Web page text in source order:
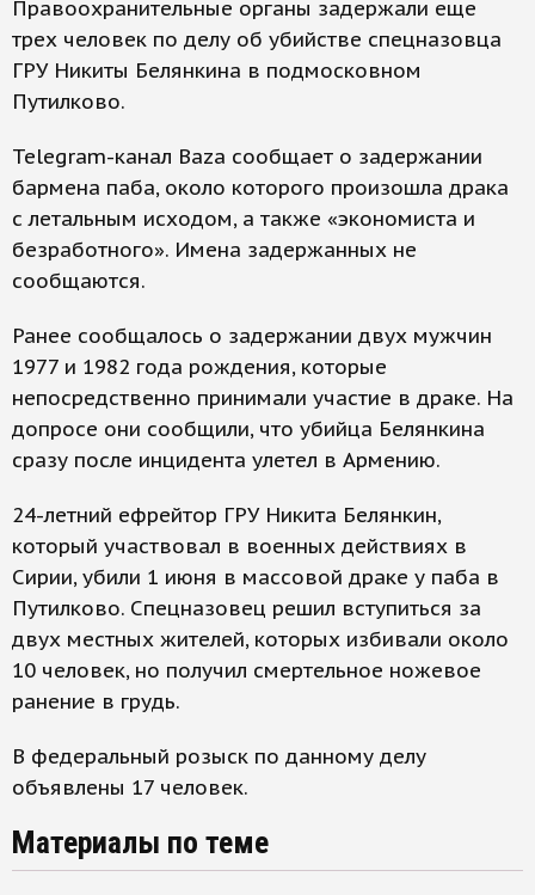
Правоохранительные органы задержали еще
трех человек по делу об убийстве спецназовца
ГРУ Никиты Белянкина в подмосковном
Путилково.
Telegram-канал Baza сообщает о задержании
бармена паба, около которого произошла драка
с летальным исходом, а также «экономиста и
безработного». Имена задержанных не
сообщаются.
Ранее сообщалось о задержании двух мужчин
1977 и 1982 года рождения, которые
непосредственно принимали участие в драке. На
допросе они сообщили, что убийца Белянкина
сразу после инцидента улетел в Армению.
24-летний ефрейтор ГРУ Никита Белянкин,
который участвовал в военных действиях в
Сирии, убили 1 июня в массовой драке у паба в
Путилково. Спецназовец решил вступиться за
двух местных жителей, которых избивали около
10 человек, но получил смертельное ножевое
ранение в грудь.
В федеральный розыск по данному делу
объявлены 17 человек.
Материалы по теме